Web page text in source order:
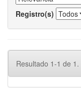
Registro(s)
Resultado 1-1 de 1.